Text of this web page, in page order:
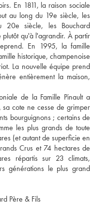
En 1811, la raison sociale
au long du 19e siècle, les
20e siècle, les Bouchard
plutôt qu'à l'agrandir. À partir
En 1995, la famille
historique, champenoise
La nouvelle équipe prend
entièrement la maison,
de la Famille Pinault a
cote ne cesse de grimper
bourguignons ; certains de
les plus grands de toute
(et autant de superficie en
Crus et 74 hectares de
répartis sur 23 climats,
générations le plus grand
Père & Fils